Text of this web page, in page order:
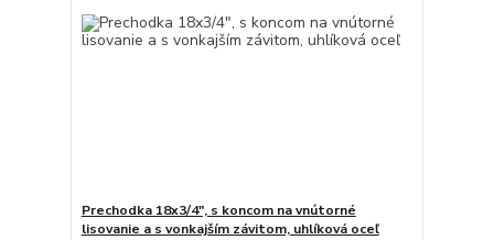
Prechodka 18x3/4", s koncom na vnútorné
lisovanie a s vonkajším závitom, uhlíková oceľ